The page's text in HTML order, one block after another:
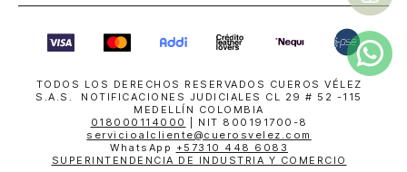
TODOS LOS DERECHOS RESERVADOS CUEROS VÉLEZ
S.A.S. NOTIFICACIONES JUDICIALES CL 29 # 52 -115
MEDELLÍN COLOMBIA
018000114000
| NIT 800191700-8
servicioalcliente@cuerosvelez.com
WhatsApp +57310 448 6083
SUPERINTENDENCIA DE INDUSTRIA Y COMERCIO